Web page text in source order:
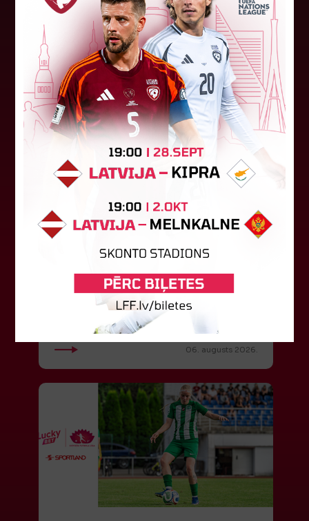
07. augusts 2026.
"Riga FC" iegūst handikapu, RFS
Konferences līgas kvalifikācijas trešajā kārtā
aizvadīja divi Latvijas klubi. FC RFS izbraukumā ar
0:2 zaudēja Čehijas "Jablonec"...
06. augusts 2026.